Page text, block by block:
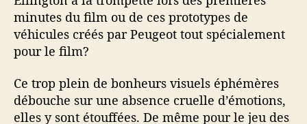
minutes du film ou de ces prototypes de
véhicules créés par Peugeot tout spécialement
pour le film?
Ce trop plein de bonheurs visuels éphémères
débouche sur une absence cruelle d’émotions,
elles y sont étouffées. De même pour le jeu des